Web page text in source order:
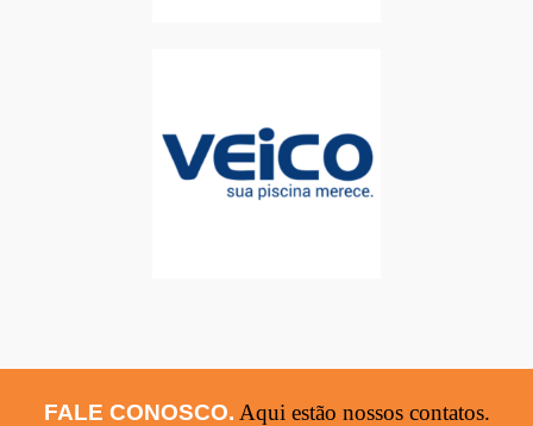
FALE CONOSCO. Aqui estão nossos contatos.